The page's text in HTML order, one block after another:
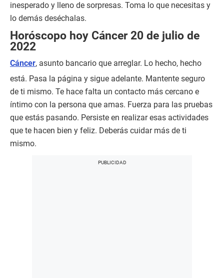
inesperado y lleno de sorpresas. Toma lo que necesitas y
lo demás deséchalas.
Horóscopo hoy Cáncer 20 de julio de
2022
Cáncer, asunto bancario que arreglar. Lo hecho, hecho
está. Pasa la página y sigue adelante. Mantente seguro
de ti mismo. Te hace falta un contacto más cercano e
íntimo con la persona que amas. Fuerza para las pruebas
que estás pasando. Persiste en realizar esas actividades
que te hacen bien y feliz. Deberás cuidar más de ti
mismo.